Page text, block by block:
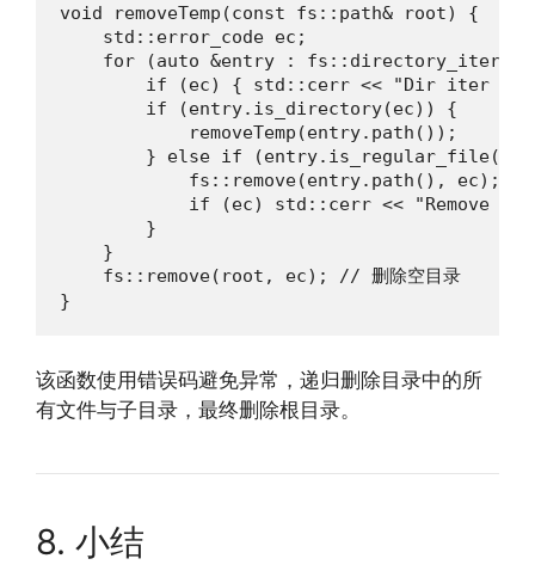
void removeTemp(const fs::path& root) {
    std::error_code ec;
for (auto &entry :
if (ec) { std::cerr << "Dir iter
        if (entry.is_directory(ec)) {
            removeTemp(entry.path());
} else if
            fs::remove(entry.path(), ec);
if (ec) std::cerr << "Remove
        }
    }
    fs::remove(root, ec); // 删除空目录
}
该函数使用错误码避免异常，递归删除目录中的所
有文件与子目录，最终删除根目录。
8. 小结